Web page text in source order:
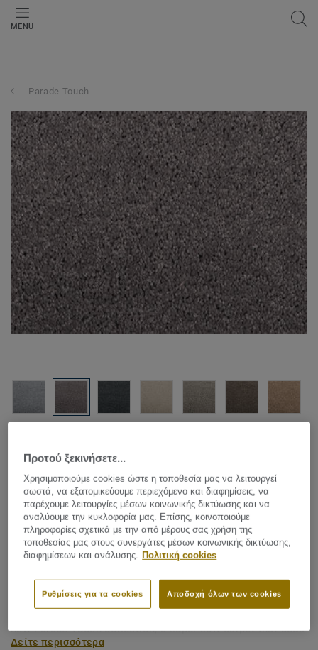
MENU
Parade Touch
Carpet Rolls|Custom Made Rugs
Parade Touch - Touch B874
140
Soft materials are essential in the newest interior trends. A
lot of pillows, plaids, rugs and carpets make the look &
feel of the interior contemporary. Parade is launching the
new Parade Touch collection, a super soft carpet that adds
luxury and comfort to your home. You will immediately
Δείτε περισσότερα
Προτού ξεκινήσετε...
Χρησιμοποιούμε cookies ώστε η τοποθεσία μας να λειτουργεί
σωστά, να εξατομικεύουμε περιεχόμενο και διαφημίσεις, να
παρέχουμε λειτουργίες μέσων κοινωνικής δικτύωσης και να
αναλύουμε την κυκλοφορία μας. Επίσης, κοινοποιούμε
πληροφορίες σχετικά με την από μέρους σας χρήση της
τοποθεσίας μας στους συνεργάτες μέσων κοινωνικής δικτύωσης,
διαφημίσεων και ανάλυσης. Πολιτική cookies
Αποδοχή όλων των cookies
Ρυθμίσεις για τα cookies